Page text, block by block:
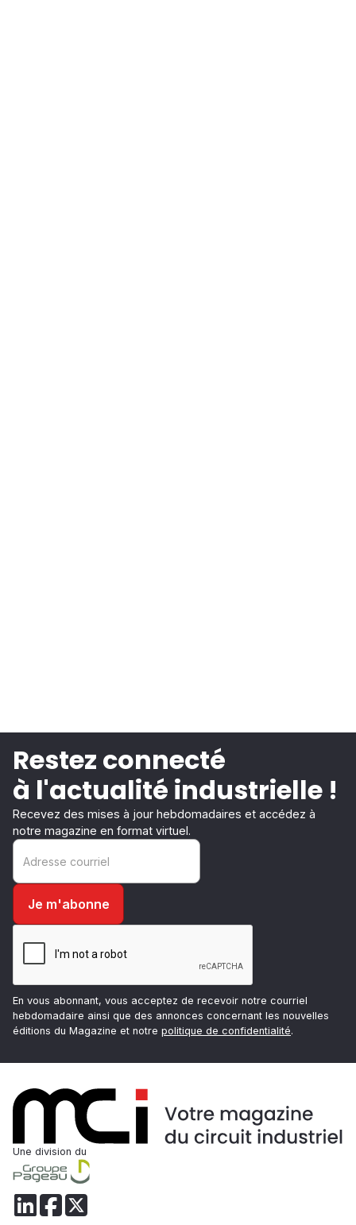
Restez connecté
à l'actualité industrielle !
Recevez des mises à jour hebdomadaires et accédez à
notre magazine en format virtuel.
En vous abonnant, vous acceptez de recevoir notre courriel
hebdomadaire ainsi que des annonces concernant les nouvelles
éditions du Magazine et notre politique de confidentialité.
Une division du